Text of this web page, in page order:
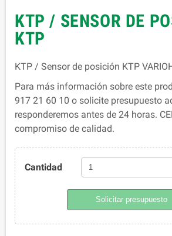
KTP / SENSOR DE
KTP
KTP / Sensor de posición KTP
Para más información sobre este
917 21 60 10 o solicite presupuesto
responderemos antes de 24 horas.
compromiso de calidad.
Cantidad
Solicitar presupuesto